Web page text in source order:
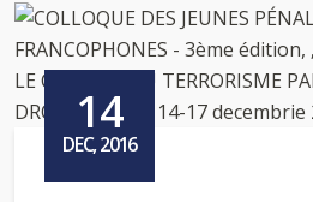
14
DEC, 2016